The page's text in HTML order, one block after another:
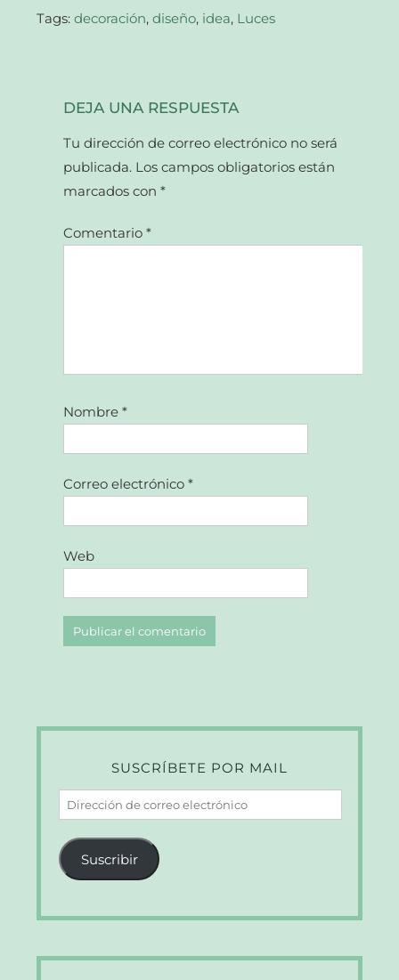
Tags:decoración,diseño, idea, Luces
DEJA UNA RESPUESTA
Tu dirección de correo electrónico no será
publicada. Los campos obligatorios están
marcados con*
Comentario*
Nombre*
Correo electrónico*
Web
SUSCRÍBETE POR MAIL
Dirección
de
correo
electrónico
Suscribir